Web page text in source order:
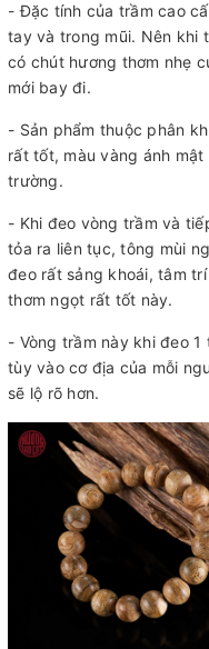
- Đặc tính của trầm cao
tay và trong mũi. Nên khi
có chút hương thơm nhẹ
mới bay đi.
- Sản phẩm thuộc phân
rất tốt, màu vàng ánh
trường.
- Khi đeo vòng trầm và
tỏa ra liên tục, tông mùi
đeo rất sảng khoái, tâm
thơm ngọt rất tốt này.
- Vòng trầm này khi đeo 1
tùy vào cơ địa của mỗi
sẽ lộ rõ hơn.